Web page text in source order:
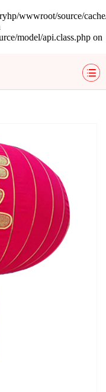
wwwroot/source/
model/api.class.php on